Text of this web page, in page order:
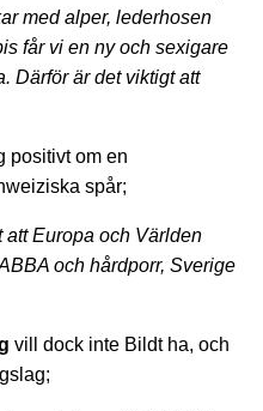
med alper, lederhosen
får vi en ny och sexigare
Därför är det viktigt att
positivt om en
spår;
att Europa och Världen
och hårdporr, Sverige
vill dock inte Bildt ha, och